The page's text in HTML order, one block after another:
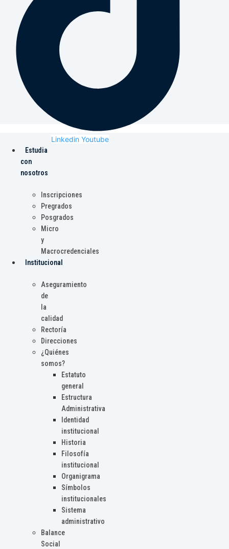
Linkedin Youtube
Estudia
con
nosotros
Inscripciones
Pregrados
Posgrados
Micro
y
Macrocredenciales
Institucional
Aseguramiento
de
la
calidad
Rectoría
Direcciones
¿Quiénes
somos?
Estatuto
general
Estructura
Administrativa
Identidad
institucional
Historia
Filosofía
institucional
Organigrama
Símbolos
institucionales
Sistema
administrativo
Balance
Social